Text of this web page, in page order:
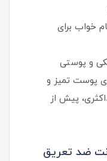
خواب برای
و پوستی
پوست تمیز و
پیش از
ضد تعریق